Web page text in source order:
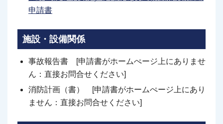
申請書
施設・設備関係
事故報告書 [申請書がホームぺージ上にありませ
ん：直接お問合せください]
消防計画（書） [申請書がホームぺージ上にあり
ません：直接お問合せください]